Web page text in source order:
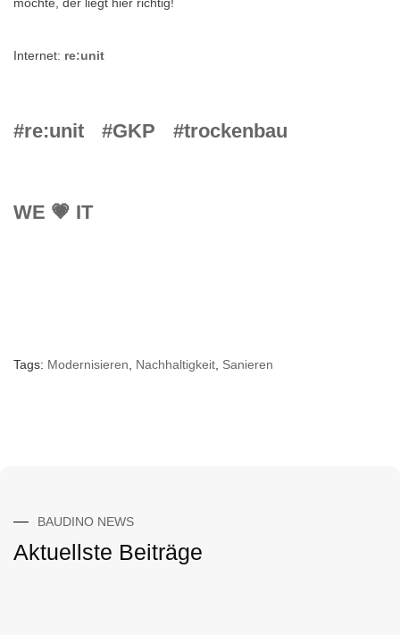
Internet: re:unit
#re:unit #GKP #trockenbau
WE 💗 IT
Tags: Modernisieren, Nachhaltigkeit, Sanieren
BAUDINO NEWS
Aktuellste Beiträge